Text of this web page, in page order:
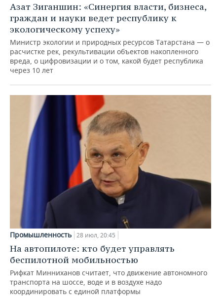
Азат Зиганшин: «Синергия власти, бизнеса,
граждан и науки ведет республику к
экологическому успеху»
Министр экологии и природных ресурсов Татарстана — о
расчистке рек, рекультивации объектов накопленного
вреда, о цифровизации и о том, какой будет республика
через 10 лет
Промышленность 28 июл, 20:45
На автопилоте: кто будет управлять
беспилотной мобильностью
Рифкат Минниханов считает, что движение автономного
транспорта на шоссе, воде и в воздухе надо
координировать с единой платформы